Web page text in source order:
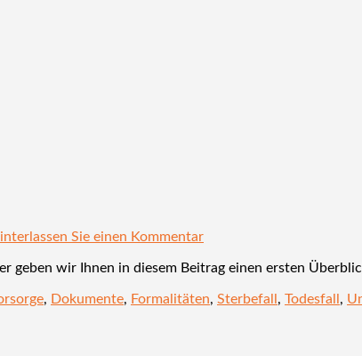
Sie einen Kommentar
geben wir Ihnen in diesem Beitrag einen ersten
, Dokumente, Formalitäten, Sterbefall , Todesfall ,